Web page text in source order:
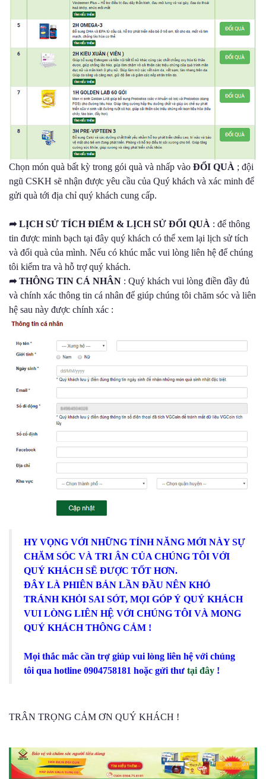
Chọn món quà bất kỳ trong gói quà và nhấp vào ĐỔI QUÀ ; đội
ngũ CSKH sẽ nhận được yêu cầu của Quý khách và xác minh để
gửi quà tới địa chỉ quý khách cung cấp.
➦LỊCH SỬ TÍCH ĐIỂM & LỊCH SỬ ĐỔI QUÀ : để thông
tin được minh bạch tại đây quý khách có thể xem lại lịch sử tích
và đổi quà của mình. Nếu có khúc mắc vui lòng liên hệ để chúng
tôi kiểm tra và hỗ trợ quý khách.
➦THÔNG TIN CÁ NHÂN : Quý khách vui lòng điền đầy đủ
và chính xác thông tin cá nhân để giúp chúng tôi chăm sóc và liên
hệ sau này được chính xác :
HY VỌNG VỚI NHỮNG TÍNH NĂNG MỚI NÀY SỰ
CHĂM SÓC VÀ TRI ÂN CỦA CHÚNG TÔI VỚI
QUÝ KHÁCH SẼ ĐƯỢC TỐT HƠN.
ĐÂY LÀ PHIÊN BẢN LẦN ĐẦU NÊN KHÓ
TRÁNH KHỎI SAI SÓT, MỌI GÓP Ý QUÝ KHÁCH
VUI LÒNG LIÊN HỆ VỚI CHÚNG TÔI VÀ MONG
QUÝ KHÁCH THÔNG CẢM !
Mọi thắc mắc cần trợ giúp vui lòng liên hệ với chúng
tôi qua hotline 0904758181 hoặc gửi thư tại đây !
TRÂN TRỌNG CẢM ƠN QUÝ KHÁCH !